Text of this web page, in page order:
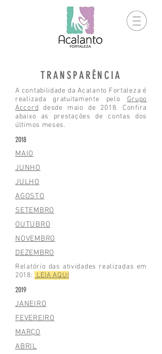
TRANSPARÊNCIA
A contabilidade da Acalanto Fortaleza é
realizada gratuitamente pelo Grupo
Accord desde maio de 2018. Confira
abaixo as prestações de contas dos
últimos meses.
2018
MAIO
JUNHO
JULHO
AGOSTO
SETEMBRO
OUTUBRO
NOVEMBRO
DEZEMBRO
Relatório das atividades realizadas em
2018: LEIA AQUI
2019
JANEIRO
FEVEREIRO
MARÇO
ABRIL